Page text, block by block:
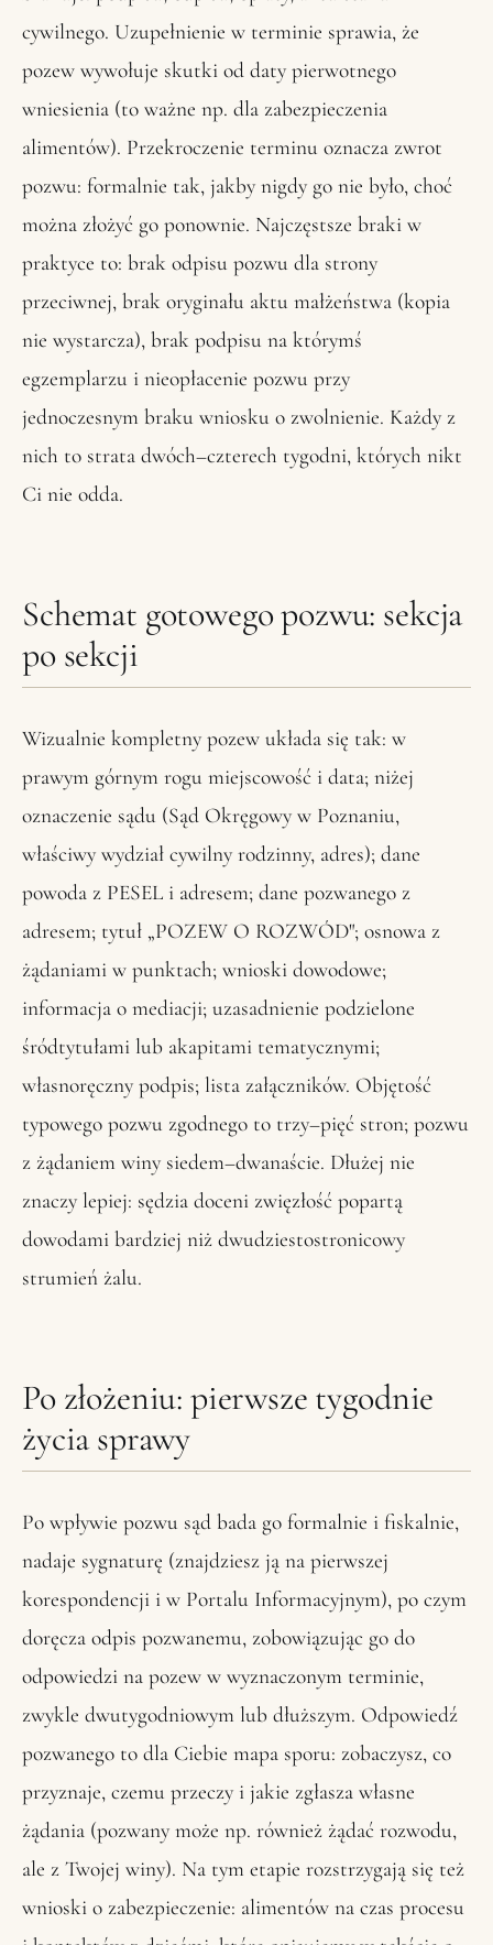
cywilnego. Uzupełnienie w terminie sprawia, że
pozew wywołuje skutki od daty pierwotnego
wniesienia (to ważne np. dla zabezpieczenia
alimentów). Przekroczenie terminu oznacza zwrot
pozwu: formalnie tak, jakby nigdy go nie było, choć
można złożyć go ponownie. Najczęstsze braki w
praktyce to: brak odpisu pozwu dla strony
przeciwnej, brak oryginału aktu małżeństwa (kopia
nie wystarcza), brak podpisu na którymś
egzemplarzu i nieopłacenie pozwu przy
jednoczesnym braku wniosku o zwolnienie. Każdy z
nich to strata dwóch–czterech tygodni, których nikt
Ci nie odda.
Schemat gotowego pozwu: sekcja
po sekcji
Wizualnie kompletny pozew układa się tak: w
prawym górnym rogu miejscowość i data; niżej
oznaczenie sądu (Sąd Okręgowy w Poznaniu,
właściwy wydział cywilny rodzinny, adres); dane
powoda z PESEL i adresem; dane pozwanego z
adresem; tytuł „POZEW O ROZWÓD"; osnowa z
żądaniami w punktach; wnioski dowodowe;
informacja o mediacji; uzasadnienie podzielone
śródtytułami lub akapitami tematycznymi;
własnoręczny podpis; lista załączników. Objętość
typowego pozwu zgodnego to trzy–pięć stron; pozwu
z żądaniem winy siedem–dwanaście. Dłużej nie
znaczy lepiej: sędzia doceni zwięzłość popartą
dowodami bardziej niż dwudziestostronicowy
strumień żalu.
Po złożeniu: pierwsze tygodnie
życia sprawy
Po wpływie pozwu sąd bada go formalnie i fiskalnie,
nadaje sygnaturę (znajdziesz ją na pierwszej
korespondencji i w Portalu Informacyjnym), po czym
doręcza odpis pozwanemu, zobowiązując go do
odpowiedzi na pozew w wyznaczonym terminie,
zwykle dwutygodniowym lub dłuższym. Odpowiedź
pozwanego to dla Ciebie mapa sporu: zobaczysz, co
przyznaje, czemu przeczy i jakie zgłasza własne
żądania (pozwany może np. również żądać rozwodu,
ale z Twojej winy). Na tym etapie rozstrzygają się też
wnioski o zabezpieczenie: alimentów na czas procesu